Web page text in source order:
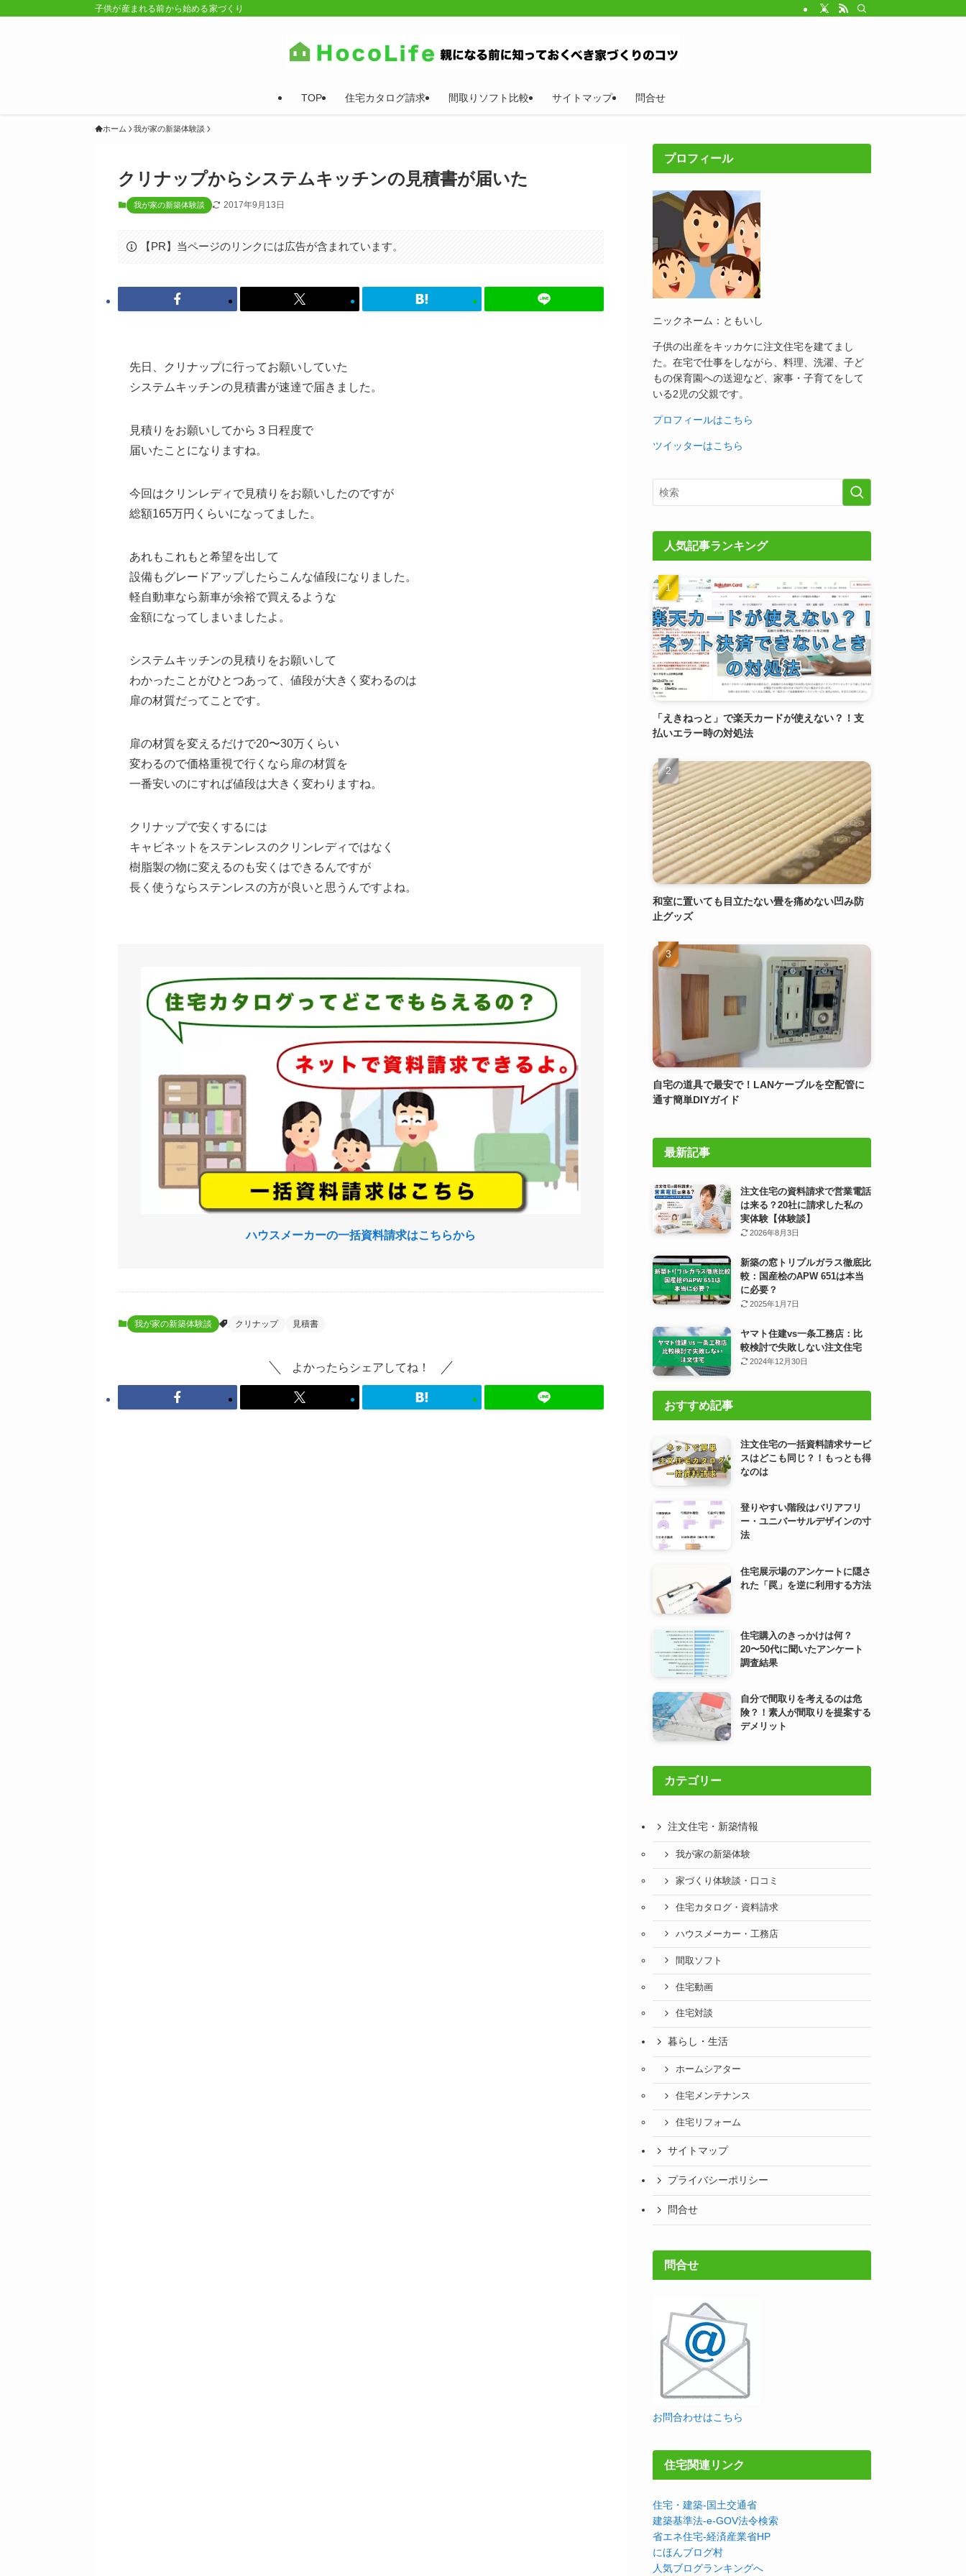
子供が産まれる前から始める家づくり
TOP 住宅カタログ請求 間取りソフト比較 サイトマップ 問合せ
ホーム 我が家の新築体験談
クリナップからシステムキッチンの見積書が届いた
我が家の新築体験談 2017年9月13日
【PR】当ページのリンクには広告が含まれています。
先日、クリナップに行ってお願いしていた
システムキッチンの見積書が速達で届きました。
見積りをお願いしてから３日程度で
届いたことになりますね。
今回はクリンレディで見積りをお願いしたのですが
総額165万円くらいになってました。
あれもこれもと希望を出して
設備もグレードアップしたらこんな値段になりました。
軽自動車なら新車が余裕で買えるような
金額になってしまいましたよ。
システムキッチンの見積りをお願いして
わかったことがひとつあって、値段が大きく変わるのは
扉の材質だってことです。
扉の材質を変えるだけで20〜30万くらい
変わるので価格重視で行くなら扉の材質を
一番安いのにすれば値段は大きく変わりますね。
クリナップで安くするには
キャビネットをステンレスのクリンレディではなく
樹脂製の物に変えるのも安くはできるんですが
長く使うならステンレスの方が良いと思うんですよね。
ハウスメーカーの一括資料請求はこちらから
我が家の新築体験談 クリナップ 見積書
よかったらシェアしてね！
プロフィール
ニックネーム：ともいし
子供の出産をキッカケに注文住宅を建てまし
た。在宅で仕事をしながら、料理、洗濯、子ど
もの保育園への送迎など、家事・子育てをして
いる2児の父親です。
プロフィールはこちら
ツイッターはこちら
人気記事ランキング
「えきねっと」で楽天カードが使えない？！支
払いエラー時の対処法
和室に置いても目立たない畳を痛めない凹み防
止グッズ
自宅の道具で最安で！LANケーブルを空配管に
通す簡単DIYガイド
最新記事
注文住宅の資料請求で営業電話
は来る？20社に請求した私の
実体験【体験談】
2026年8月3日
新築の窓トリプルガラス徹底比
較：国産桧のAPW 651は本当
に必要？
2025年1月7日
ヤマト住建vs一条工務店：比
較検討で失敗しない注文住宅
2024年12月30日
おすすめ記事
注文住宅の一括資料請求サービ
スはどこも同じ？！もっとも得
なのは
登りやすい階段はバリアフリ
ー・ユニバーサルデザインの寸
法
住宅展示場のアンケートに隠さ
れた「罠」を逆に利用する方法
住宅購入のきっかけは何？
20〜50代に聞いたアンケート
調査結果
自分で間取りを考えるのは危
険？！素人が間取りを提案する
デメリット
カテゴリー
注文住宅・新築情報
我が家の新築体験
家づくり体験談・口コミ
住宅カタログ・資料請求
ハウスメーカー・工務店
間取ソフト
住宅動画
住宅対談
暮らし・生活
ホームシアター
住宅メンテナンス
住宅リフォーム
サイトマップ
プライバシーポリシー
問合せ
問合せ
お問合わせはこちら
住宅関連リンク
住宅・建築-国土交通省
建築基準法-e-GOV法令検索
省エネ住宅-経済産業省HP
にほんブログ村
人気ブログランキングへ